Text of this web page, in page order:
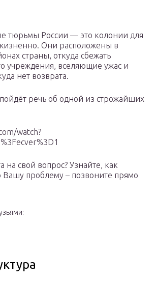
тюрьмы России — это колонии для
Они расположены в
страны, откуда сбежать
учреждения, вселяющие ужас и
нет возврата.
речь об одной из строжайших
watch?
на свой вопрос? Узнайте, как
проблему – позвоните прямо